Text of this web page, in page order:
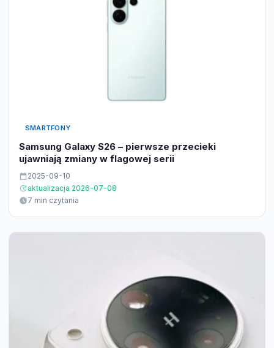
SMARTFONY
Samsung Galaxy S26 – pierwsze przecieki
ujawniają zmiany w flagowej serii
2025-09-10
aktualizacja 2026-07-08
7 min czytania